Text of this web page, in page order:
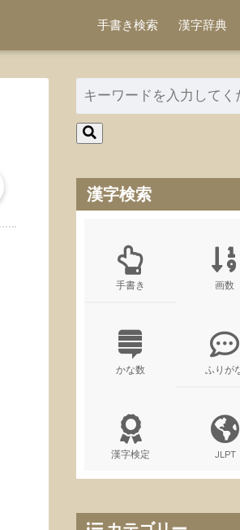
手書き検索 漢字辞典
漢字検索
手書き 画数
かな数 ふりが
漢字検定 JLPT